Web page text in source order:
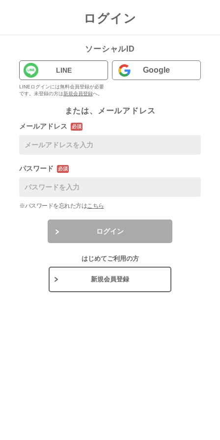
ログイン
ソーシャルID
LINE
LINEログインには無料会員登録が必要
です。未登録の方は新規会員登録へ。
Google
または、メールアドレス
メールアドレス 必須
パスワード 必須
※パスワードを忘れた方はこちら
ログイン
はじめてご利用の方
新規会員登録